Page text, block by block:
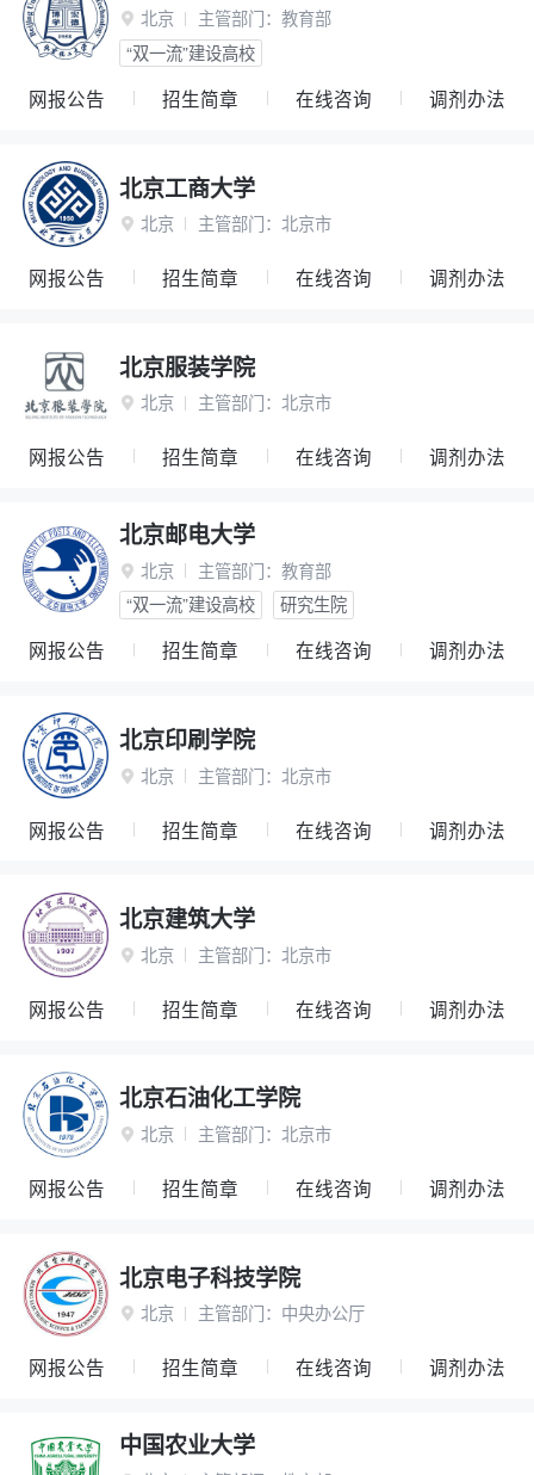
 北京 主管部门： 教育部
“双一流”建设高校
网报公告 招生简章 在线咨询 调剂办法
北京工商大学
 北京 主管部门： 北京市
网报公告 招生简章 在线咨询 调剂办法
北京服装学院
 北京 主管部门： 北京市
网报公告 招生简章 在线咨询 调剂办法
北京邮电大学
 北京 主管部门： 教育部
“双一流”建设高校
研究生院
网报公告 招生简章 在线咨询 调剂办法
北京印刷学院
 北京 主管部门： 北京市
网报公告 招生简章 在线咨询 调剂办法
北京建筑大学
 北京 主管部门： 北京市
网报公告 招生简章 在线咨询 调剂办法
北京石油化工学院
 北京 主管部门： 北京市
网报公告 招生简章 在线咨询 调剂办法
北京电子科技学院
 北京 主管部门： 中央办公厅
网报公告 招生简章 在线咨询 调剂办法
中国农业大学